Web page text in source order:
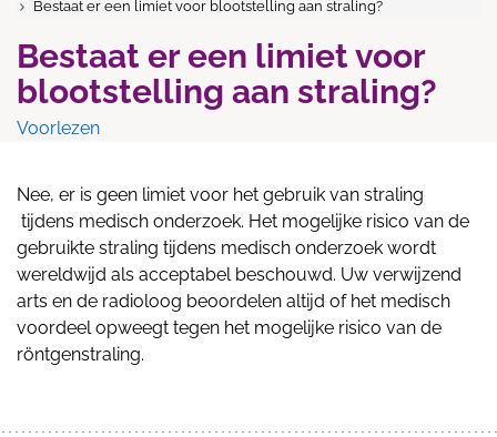
Bestaat er een limiet voor blootstelling aan straling?
Bestaat er een limiet voor
blootstelling aan straling?
Voorlezen
Nee, er is geen limiet voor het gebruik van straling
tijdens medisch onderzoek. Het mogelijke risico van de
gebruikte straling tijdens medisch onderzoek wordt
wereldwijd als acceptabel beschouwd. Uw verwijzend
arts en de radioloog beoordelen altijd of het medisch
voordeel opweegt tegen het mogelijke risico van de
röntgenstraling.